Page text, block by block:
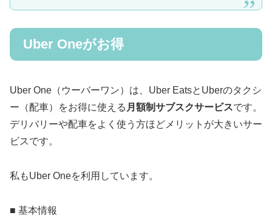
Uber Oneがお得
Uber One（ウーバーワン）は、Uber EatsとUberのタクシ
ー（配車）をお得に使える 月額制サブスクサービスです。
デリバリーや配車をよく使う方ほどメリットが大きいサー
ビスです。
私もUber Oneを利用しています。
■ 基本情報